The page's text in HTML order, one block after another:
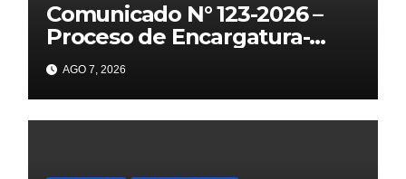
Comunicado N° 123-2026 –
Proceso de Encargatura-
2026
AGO 7, 2026